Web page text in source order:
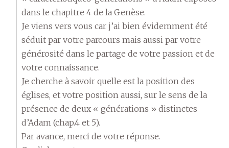
dans le chapitre 4 de la Genèse.
Je viens vers vous car j’ai bien évidemment été
séduit par votre parcours mais aussi par votre
générosité dans le partage de votre passion et de
votre connaissance.
Je cherche à savoir quelle est la position des
églises, et votre position aussi, sur le sens de la
présence de deux « générations » distinctes
d’Adam (chap.4 et 5).
Par avance, merci de votre réponse.